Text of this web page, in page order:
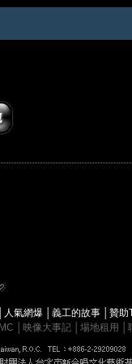
人氣網爆 義工的故事
贊助
映像大事記 場地租用